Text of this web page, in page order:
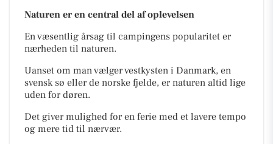
Naturen er en central del af oplevelsen
En væsentlig årsag til campingens popularitet er
nærheden til naturen.
Uanset om man vælger vestkysten i Danmark, en
svensk sø eller de norske fjelde, er naturen altid lige
uden for døren.
Det giver mulighed for en ferie med et lavere tempo
og mere tid til nærvær.